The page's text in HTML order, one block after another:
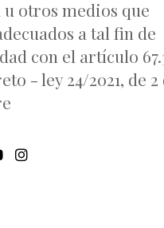
otros medios que
a tal fin de
con el artículo
- ley 24/2021, de 2